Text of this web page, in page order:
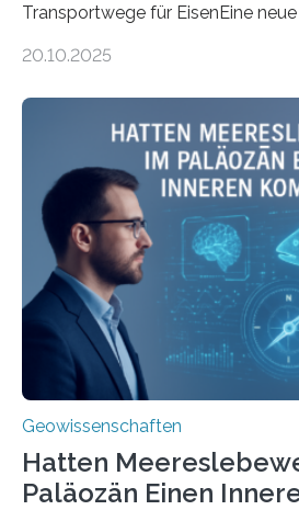
Transportwege für EisenEine
Umweltwissenschaften der
Stoffkreislauf im Ozean prägen.
mit dem Titel „Iron’s Irony“ ist in
& Environment erschienen. Die
Forschungsergebnisse
neu, um zu erklären, wie Eisen,
Systemen freigesetzt wird, über
transportiert werden kann. „Das…
20.10.2025
Geowissenschaften
Hatten
Paläozän Einen